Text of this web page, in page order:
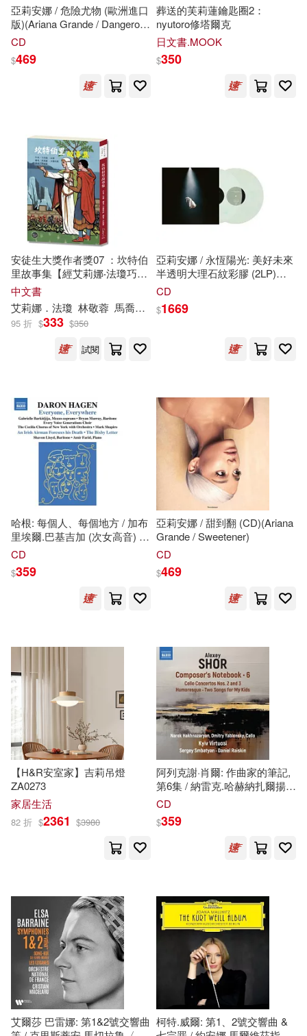
丹尼爾(20)
安徽省地方志編纂委員會辦公室(2
安野由美(20) 尹宏明(20)
尼爾．蓋曼(20)
朝野よみち(20)
本書編寫組編(20) 王旭正(20)
緋然(20) 羅雲（主編）(20)
黃詩茹(20) ｱﾘｽJAPAN(20)
ビッグモーカル(19)
倪梁康(19)
優路教育教學教研中心(19)
劉小妹(19)
勞動與職業安全衛生研究所(19)
勞工委員會勞工安全衛生研究所(1
9)
吉竹伸介(19)
國務院法制辦公室(19)
曹常成(19) 王迪平(19)
紺菓(19)
花札さくらの(19) 鄭淵潔(19)
鉢本(19) 霞子(19)
（奧）車爾尼(19)
（瑞典）塞爾瑪·拉格洛夫(19)
新世界出版社(112)
Ingram(110)
PENTATONE(110)
ZERO ONE STYLE.inc(110)
中國紡織出版社(110)
中國輕工業出版社(110)
哈爾濱工業大學出版社(110)
安徽少年兒童出版社(110)
麥書(110)
上海科學技術出版社(109)
江蘇少年兒童出版社(107)
青島出版社(107) 高寶(107)
北京體育大學出版社(106)
浙江文藝出版社(106)
經濟管理出版社(105)
海豚出版社(104)
群眾出版社(104) 世一(103)
亞莉安娜 / 危險尤物 (歐洲進口
版)(Ariana Grande / Dangerous
Woman)
CD
$469
葬送的芙莉蓮鑰匙圈2：
nyutoro修塔爾克
日文書.MOOK
$350
安徒生大獎作者獎07 ：坎特伯
里故事集【經艾莉娜‧法瓊巧手
改編，經典文學著作變身老少
咸宜的趣味故事!】
中文書
艾莉娜．法瓊 林敬蓉 馬喬麗．沃爾特斯（Marjorie Walters）
95 折 $333 $350
試閱
亞莉安娜 / 永恆陽光: 美好未來
半透明大理石紋彩膠 (2LP)
(Ariana Grande / eternal
ahead translucent marble vinyl
CD
$1669
哈根: 每個人、每個地方 / 加布
里埃爾.巴基吉加 (次女高音) /
阿米爾.法里德 (鋼琴) / 馬克夏
唱團管弦樂團(Hagen:
Everyone, Everywhere /
Gabrielle Barkidjija (mezzo-
Mark Shapiro (conductor) / The
Orchestra)
CD
$359
亞莉安娜 / 甜到翻 (CD)(Ariana
Grande / Sweetener)
CD
$469
【H&R安室家】吉莉吊燈
ZA0273
家居生活
82 折 $2361 $3980
阿列克謝·肖爾: 作曲家的筆記,
第6集 / 納雷克.哈赫納扎爾揚 /
賽吉
家室內樂團(Alexey Shor:
Composer’s Notebook, Vol. 6 /
Narek Hakhnazaryan / Sergey
Virtuosi)
CD
$359
艾爾莎 巴雷娜: 第1&2號交響曲 柯特.威爾: 第1、2號交響曲 &